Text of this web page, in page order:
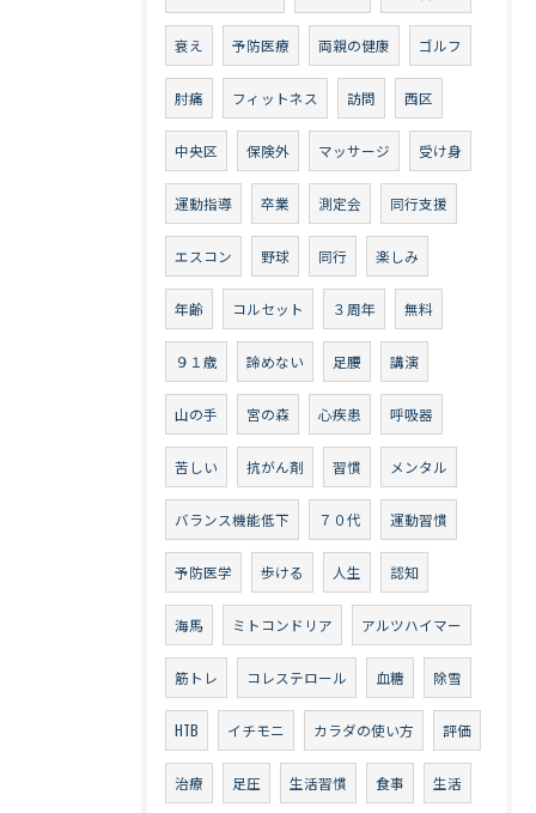
衰え 予防医療 両親の健康 ゴルフ
肘痛 フィットネス 訪問 西区
中央区 保険外 マッサージ 受け身
運動指導 卒業 測定会 同行支援
エスコン 野球 同行 楽しみ
年齢 コルセット ３周年 無料
９１歳 諦めない 足腰 講演
山の手 宮の森 心疾患 呼吸器
苦しい 抗がん剤 習慣 メンタル
バランス機能低下 ７０代 運動習慣
予防医学 歩ける 人生 認知
海馬 ミトコンドリア アルツハイマー
筋トレ コレステロール 血糖 除雪
HTB イチモニ カラダの使い方 評価
治療 足圧 生活習慣 食事 生活